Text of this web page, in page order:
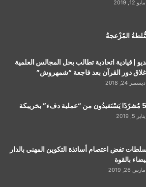
مايو 12, 2019
المُزْعجةُ
| قيادية اتحادية تطالب بحل المجالس العلمية
دور القرآن بعد فاجعة “شمهروش”
ديسمبر 24, 2018
بخريبكة
يناير 5, 2019
تفض اعتصام أساتذة التكوين المهني بالدار
بالقوة
مارس 26, 2019